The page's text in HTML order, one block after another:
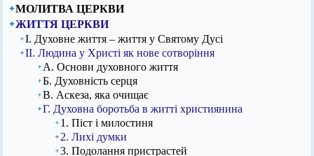
МОЛИТВА ЦЕРКВИ
ЖИТТЯ ЦЕРКВИ
І. Духовне життя – життя у Святому Дусі
ІІ. Людина у Христі як нове сотворіння
А. Основи духовного життя
Б. Духовність серця
В. Аскеза, яка очищає
Г. Духовна боротьба в житті християнина
1. Піст і милостиня
2. Лихі думки
3. Подолання пристрастей